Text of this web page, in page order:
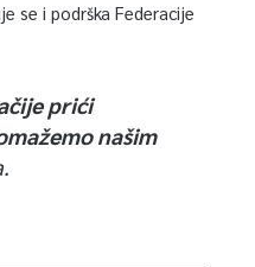
se i podrška Federacije
prići
našim